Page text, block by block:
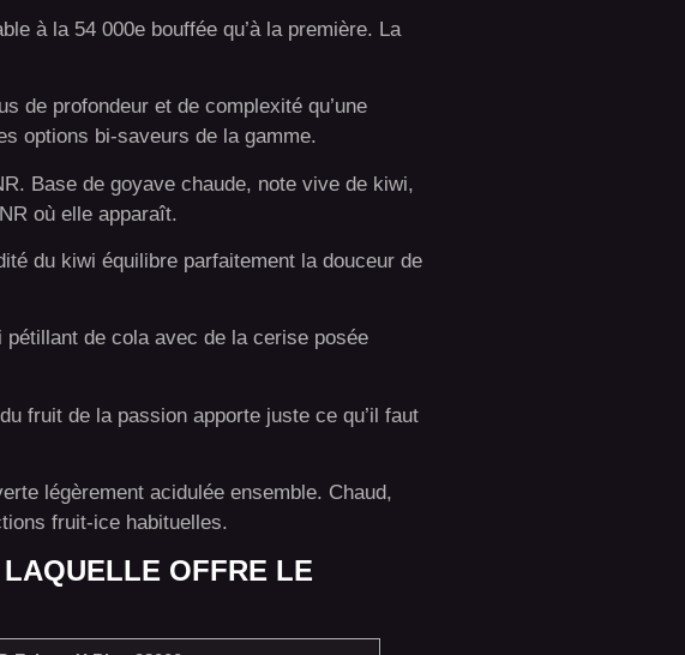
à la 54 000e bouffée qu’à la première. La
profondeur et de complexité qu’une
options bi-saveurs de la gamme.
Base de goyave chaude, note vive de kiwi,
où elle apparaît.
du kiwi équilibre parfaitement la douceur de
de cola avec de la cerise posée
fruit de la passion apporte juste ce qu’il faut
légèrement acidulée ensemble. Chaud,
fruit-ice habituelles.
OFFRE LE